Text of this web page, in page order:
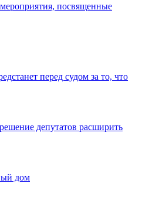
посвященные
перед судом за то, что
депутатов расширить
дом